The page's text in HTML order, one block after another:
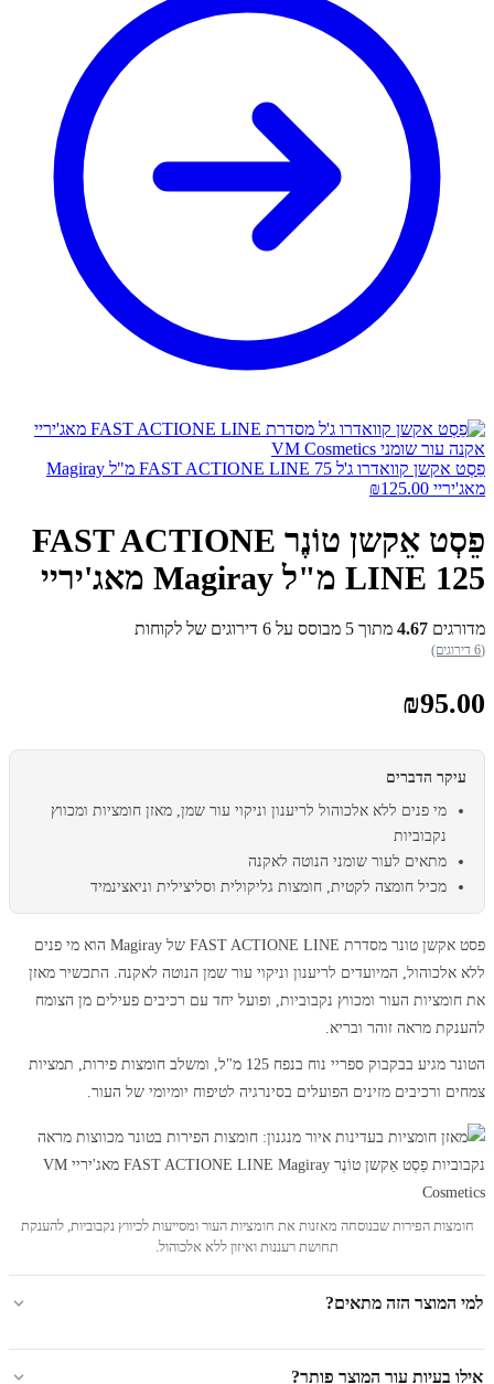
פֵסְט אקשן קוואדרו ג'ל FAST ACTIONE LINE 75 מ"ל Magiray
מאג'יריי
₪125.00
פֵסְט אֵקשן טוֹנֶר FAST ACTIONE
LINE 125 מ"ל Magiray מאג'יריי
מדורגים 4.67 מתוך 5 מבוסס על 6 דירוגים של לקוחות
(6 דירוגים)
₪95.00
עיקר הדברים
מי פנים ללא אלכוהול לריענון וניקוי עור שמן, מאזן חומציות ומכווץ
נקבוביות
מתאים לעור שומני הנוטה לאקנה
מכיל חומצה לקטית, חומצות גליקולית וסליצילית וניאצינמיד
פסט אקשן טונר מסדרת FAST ACTIONE LINE של Magiray הוא מי פנים
ללא אלכוהול, המיועדים לריענון וניקוי עור שמן הנוטה לאקנה. התכשיר מאזן
את חומציות העור ומכווץ נקבוביות, ופועל יחד עם רכיבים פעילים מן הצומח
להענקת מראה זוהר ובריא.
הטונר מגיע בבקבוק ספריי נוח בנפח 125 מ"ל, ומשלב חומצות פירות, תמציות
צמחים ורכיבים מזינים הפועלים בסינרגיה לטיפוח יומיומי של העור.
חומצות הפירות שבנוסחה מאזנות את חומציות העור ומסייעות לכיווץ נקבוביות, להענקת
תחושת רעננות ואיזון ללא אלכוהול.
למי המוצר הזה מתאים?
אילו בעיות עור המוצר פותר?